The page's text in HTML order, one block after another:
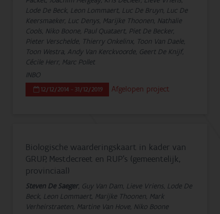
Lode De Beck, Leon Lommaert, Luc De Bruyn, Luc De
Keersmaeker, Luc Denys, Marijke Thoonen, Nathalie
Cools, Niko Boone, Paul Quataert, Piet De Becker,
Pieter Verschelde, Thierry Onkelinx, Toon Van Daele,
Toon Westra, Andy Van Kerckvoorde, Geert De Knijf,
Cécile Herr, Marc Pollet
INBO
12/12/2014 - 31/12/2019 Afgelopen project
Biologische waarderingskaart in kader van
GRUP, Mestdecreet en RUP's (gemeentelijk,
provinciaal)
Steven De Saeger, Guy Van Dam, Lieve Vriens, Lode De
Beck, Leon Lommaert, Marijke Thoonen, Mark
Verheirstraeten, Martine Van Hove, Niko Boone